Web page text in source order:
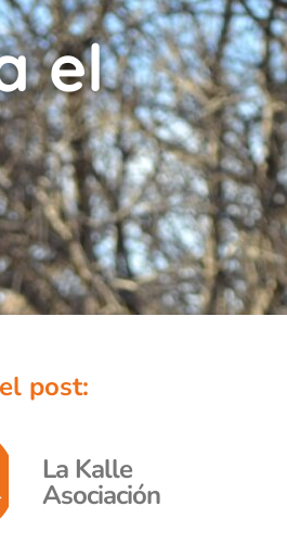
el
post:
La Kalle
Asociación